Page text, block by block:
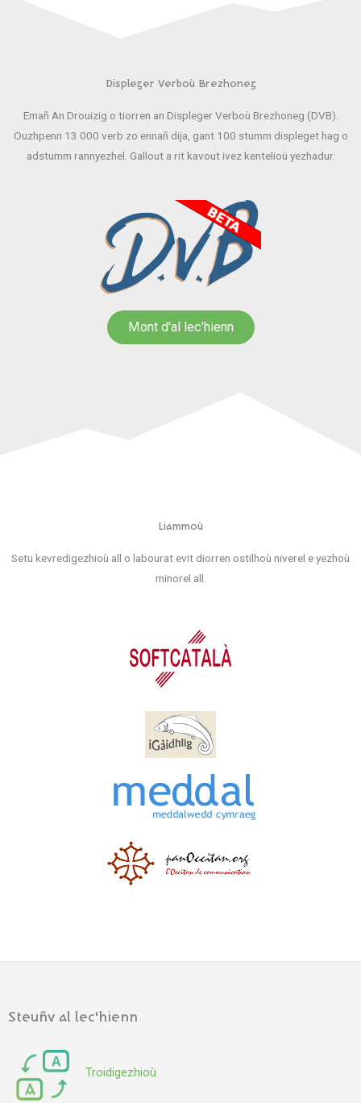
Displeger Verboù Brezhoneg
Emañ An Drouizig o tiorren an Displeger Verboù Brezhoneg (DVB).
Ouzhpenn 13 000 verb zo ennañ dija, gant 100 stumm displeget hag o
adstumm rannyezhel. Gallout a rit kavout ivez kentelioù yezhadur.
Mont d'al lec'hienn
Liammoù
Setu kevredigezhioù all o labourat evit diorren ostilhoù niverel e yezhoù
minorel all.
Steuñv al lec'hienn
Troidigezhioù